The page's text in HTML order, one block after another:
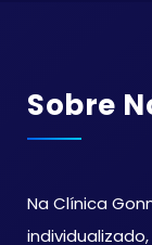
Sobre
Na Clínica